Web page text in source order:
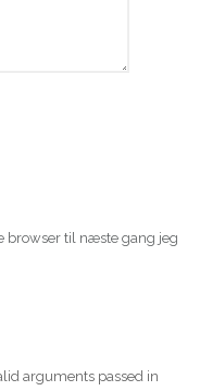
browser til næste gang jeg
arguments passed in